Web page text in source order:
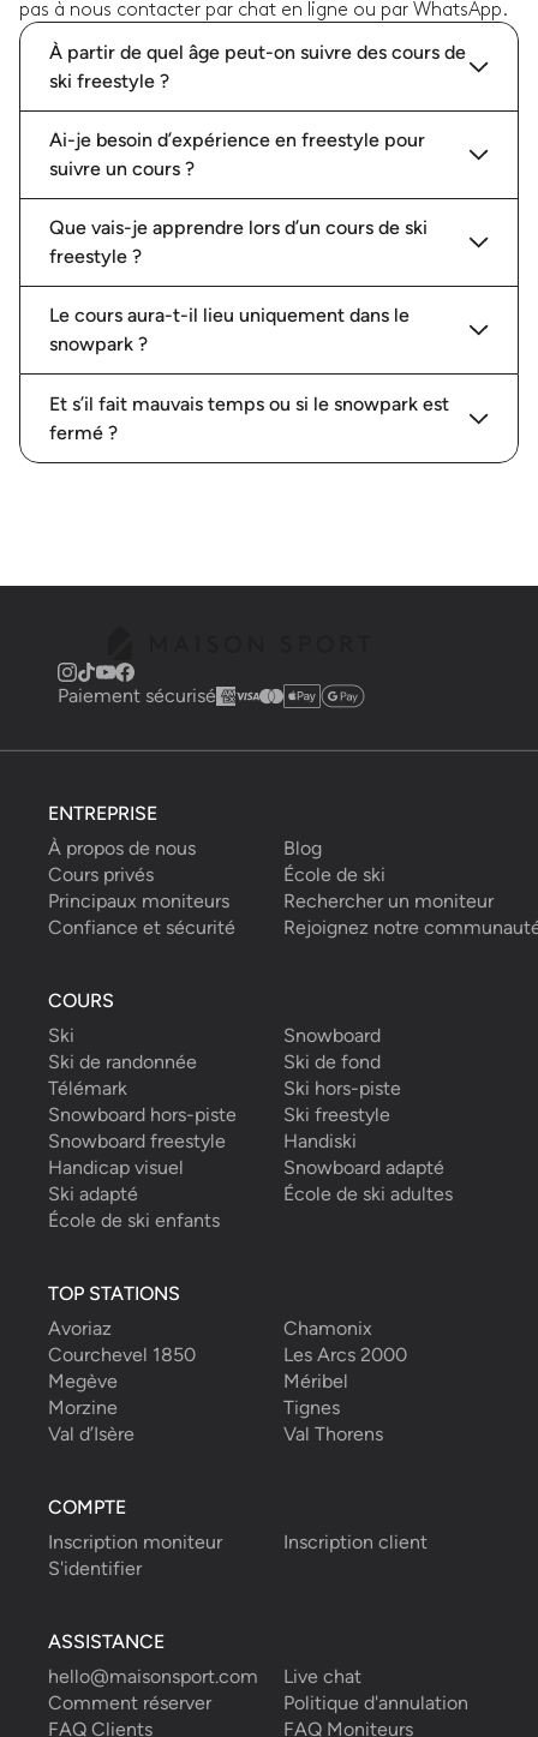
pas à nous contacter par chat en ligne ou par WhatsApp.
À partir de quel âge peut-on suivre des cours de
ski freestyle ?
Ai-je besoin d’expérience en freestyle pour
suivre un cours ?
Que vais-je apprendre lors d’un cours de ski
freestyle ?
Le cours aura-t-il lieu uniquement dans le
snowpark ?
Et s’il fait mauvais temps ou si le snowpark est
fermé ?
Paiement sécurisé
ENTREPRISE
À propos de nous
Blog
Cours privés
École de ski
Principaux moniteurs
Rechercher un moniteur
Confiance et sécurité
Rejoignez notre
COURS
Ski
Snowboard
Ski de randonnée
Ski de fond
Télémark
Ski hors-piste
Snowboard hors-piste
Ski freestyle
Snowboard freestyle
Handiski
Handicap visuel
Snowboard adapté
Ski adapté
École de ski adultes
École de ski enfants
TOP STATIONS
Avoriaz
Chamonix
Courchevel 1850
Les Arcs 2000
Megève
Méribel
Morzine
Tignes
Val d’Isère
Val Thorens
COMPTE
Inscription moniteur
Inscription client
S'identifier
ASSISTANCE
hello@maisonsport.com
Live chat
Comment réserver
Politique d'annulation
FAQ Clients
FAQ Moniteurs